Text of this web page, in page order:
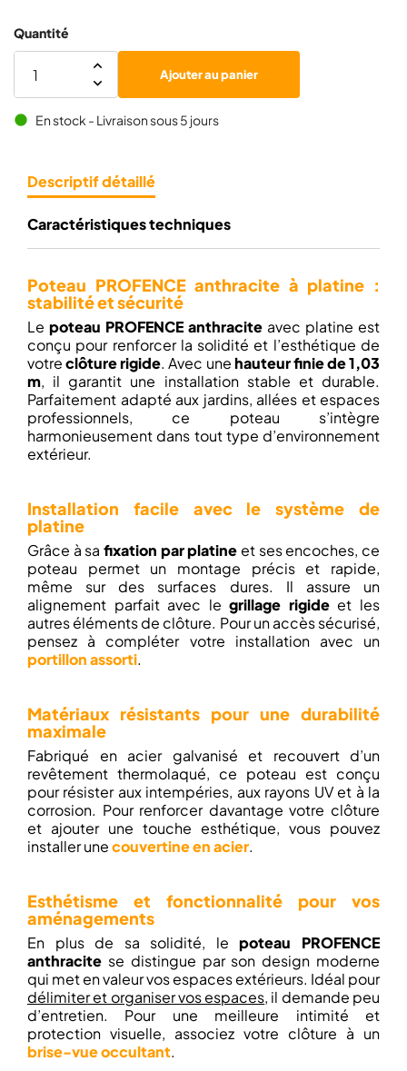
Quantité
Ajouter au panier
brightness_1 En stock - Livraison sous 5 jours
Descriptif détaillé
Caractéristiques techniques
Poteau PROFENCE anthracite à platine :
stabilité et sécurité
Le poteau PROFENCE anthracite avec platine est
conçu pour renforcer la solidité et l’esthétique de
votreclôture rigide. Avec unehauteur finie de 1,03
m, il garantit une installation stable et durable.
Parfaitement adapté aux jardins, allées et espaces
professionnels, ce poteau s’intègre
harmonieusement dans tout type d’environnement
extérieur.
Installation facile avec le système de
platine
Grâce à sa fixation par platineet ses encoches, ce
poteau permet un montage précis et rapide,
même sur des surfaces dures. Il assure un
alignement parfait avec legrillage rigideet les
autres éléments de clôture. Pour un accès sécurisé,
pensez à compléter votre installation avec un
portillon assorti.
Matériaux résistants pour une durabilité
maximale
Fabriqué en acier galvanisé et recouvert d’un
revêtement thermolaqué, ce poteau est conçu
pour résister aux intempéries, aux rayons UV et à la
corrosion. Pour renforcer davantage votre clôture
et ajouter une touche esthétique, vous pouvez
installer unecouvertine en acier.
Esthétisme et fonctionnalité pour vos
aménagements
En plus de sa solidité, lepoteau PROFENCE
anthracite se distingue par son design moderne
qui met en valeur vos espaces extérieurs. Idéal pour
délimiter et organiser vos espaces, il demande peu
d’entretien. Pour une meilleure intimité et
protection visuelle, associez votre clôture à un
brise-vue occultant.